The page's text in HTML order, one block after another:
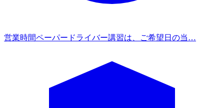
営業時間ペーパードライバー講習は、ご希望日の当…